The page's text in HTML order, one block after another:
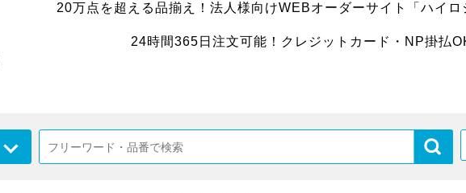
20万点を超える品揃え！法人様向けWEBオーダーサイト「ハイロ
24時間365日注文可能！クレジットカード・NP掛払